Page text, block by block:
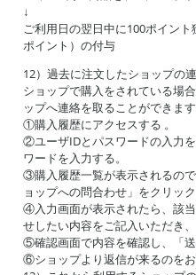
↓
ご利用日の翌日中に100ポイン
ポイント）の付与
12）過去に注文したショップの
ショップで購入をされている場
ップへ連絡を取ることができます
①購入履歴にアクセスする 。
②ユーザIDとパスワードの入力
ワードを入力する。
③購入履歴一覧が表示されるの
ョップへの問合わせ」をクリック
④入力画面が表示されたら、該
せしたい内容をご記入いただき
⑤確認画面で内容を確認し、「送
⑥ショップより返信が来るのをお